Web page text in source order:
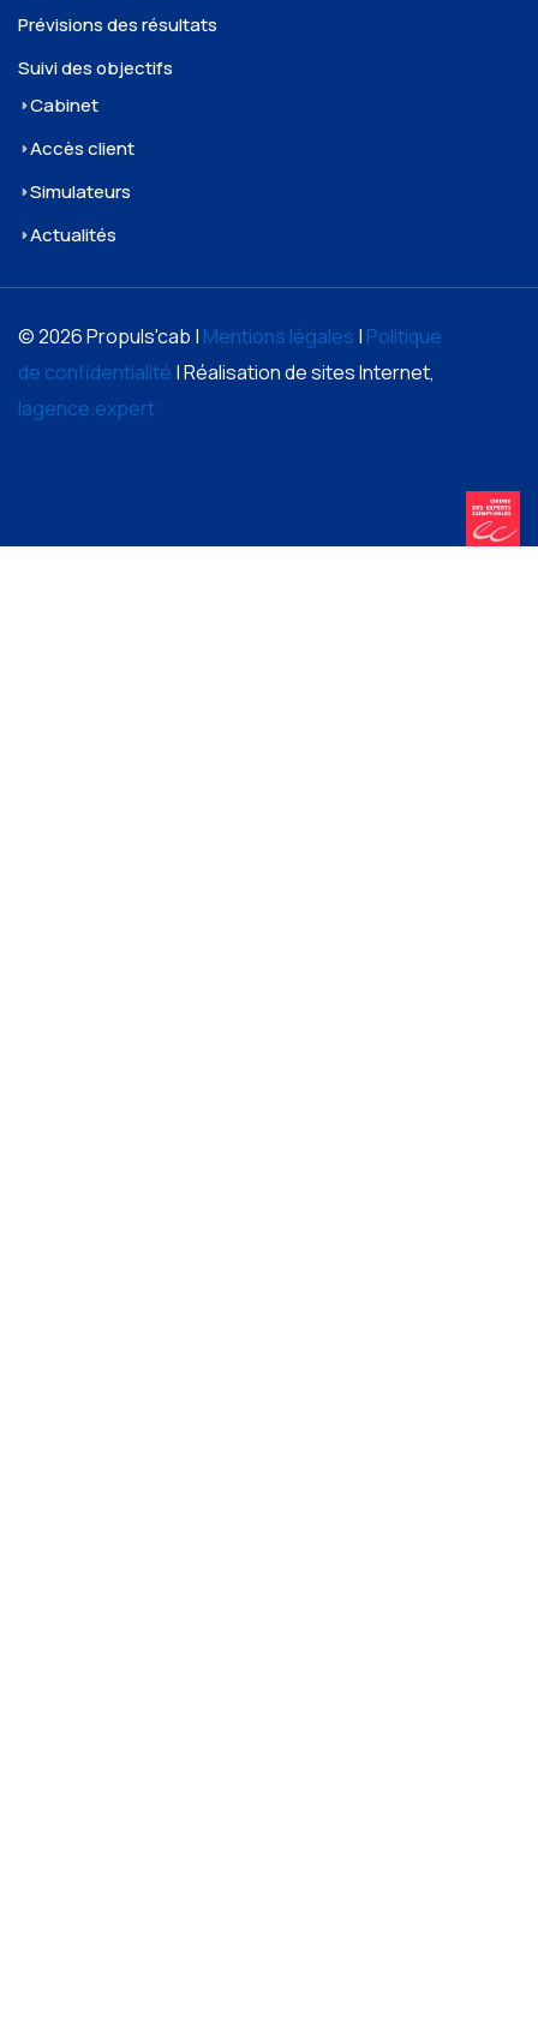
Prévisions des résultats
Suivi des objectifs
Cabinet
Accès client
Simulateurs
Actualités
© 2026 Propuls'cab | Mentions légales | Politique
de confidentialité | Réalisation de sites Internet,
lagence.expert